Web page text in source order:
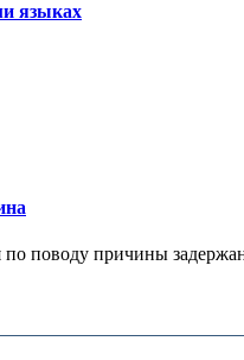
языках
поводу причины